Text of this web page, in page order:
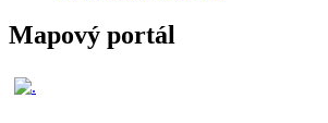
Mapový portál